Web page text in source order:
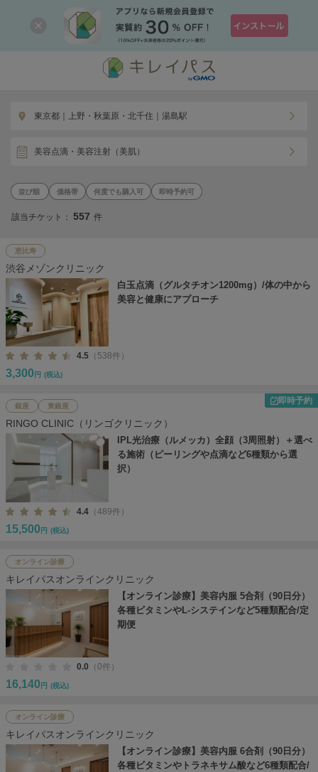
東京都｜上野・秋葉原・北千住｜湯島駅
美容点滴・美容注射（美肌）
価格帯 何度でも購入可 即時予約可
該当チケット： 557 件
恵比寿
渋谷メゾンクリニック
白玉点滴（グルタチオン1200mg）/体の中から
美容と健康にアプローチ
4.5 （538件）
3,300 円 (税込)
銀座 東銀座
即時予約
RINGO CLINIC（リンゴクリニック）
IPL光治療（ルメッカ）全顔（3周照射）＋選べ
る施術（ピーリングや点滴など6種類から選
択）
4.4 （489件）
15,500 円 (税込)
オンライン診療
キレイパスオンラインクリニック
【オンライン診療】美容内服 5合剤（90日分）
各種ビタミンやL-システインなど5種類配合/定
期便
0.0 （0件）
16,140 円 (税込)
オンライン診療
キレイパスオンラインクリニック
【オンライン診療】美容内服 6合剤（90日分）
各種ビタミンやトラネキサム酸など6種類配合/